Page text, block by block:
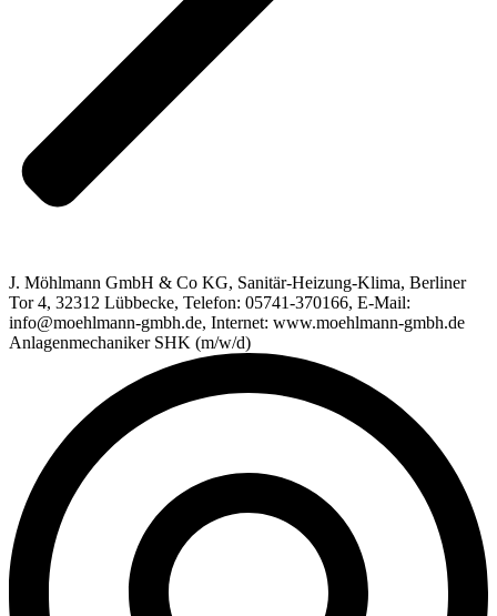
J. Möhlmann GmbH & Co KG, Sanitär-Heizung-Klima, Berliner
Tor 4, 32312 Lübbecke, Telefon: 05741-370166, E-Mail:
info@moehlmann-gmbh.de, Internet: www.moehlmann-gmbh.de
Anlagenmechaniker SHK (m/w/d)